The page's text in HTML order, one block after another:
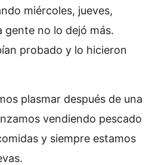
miércoles, jueves,
gente no lo dejó más.
probado y lo hicieron
plasmar después de una
vendiendo pescado
y siempre estamos